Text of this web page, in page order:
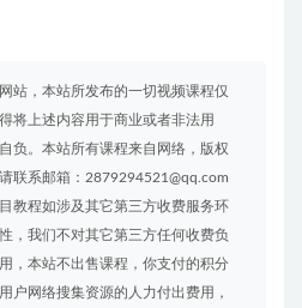
站，本站所发布的一切视频课程仅
将上述内容用于商业或者非法用
负。本站所有课程来自网络，版权
联系邮箱：2879294521@qq.com
教程如涉及其它第三方收费服务环
，我们不对其它第三方任何收费负
，本站不出售课程，你支付的积分
户网络搜集资源的人力付出费用，